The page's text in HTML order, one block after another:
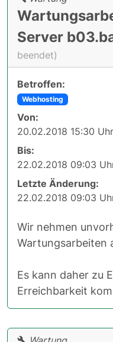
Server
beendet)
Betroffen:
Webhosting
Von:
20.02.2018 15:30 Uhr
Bis:
22.02.2018 09:03
Letzte Änderung:
22.02.2018 09:03
Wir nehmen
Wartungsarbeiten
Es kann daher zu
Erreichbarkeit